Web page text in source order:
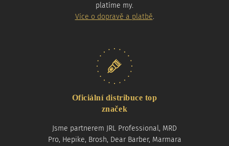
platíme my.
Více o dopravě a platbě.
Oficiální distribuce top
značek
Jsme partnerem JRL Professional, MRD
Pro, Hepike, Brosh, Dear Barber, Marmara